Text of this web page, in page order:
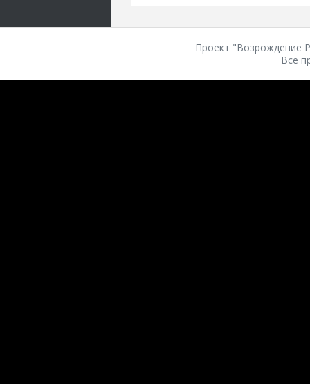
Проект "Возрождение
Все